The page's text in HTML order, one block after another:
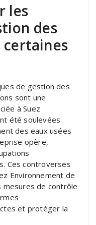
les
des
certaines
de gestion des
sont une
à Suez
été soulevées
des eaux usées
opère,
Ces controverses
Environnement de
mesures de contrôle
et protéger la